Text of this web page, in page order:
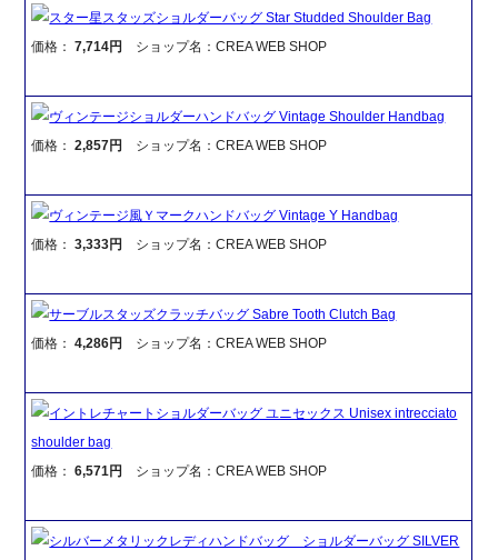
スター星スタッズショルダーバッグ Star Studded Shoulder Bag
価格：7,714円 ショップ名：CREA WEB SHOP
ヴィンテージショルダーハンドバッグ Vintage Shoulder Handbag
価格：2,857円 ショップ名：CREA WEB SHOP
ヴィンテージ風Ｙマークハンドバッグ Vintage Y Handbag
価格：3,333円 ショップ名：CREA WEB SHOP
サーブルスタッズクラッチバッグ Sabre Tooth Clutch Bag
価格：4,286円 ショップ名：CREA WEB SHOP
イントレチャートショルダーバッグ ユニセックス Unisex intrecciato
shoulder bag
価格：6,571円 ショップ名：CREA WEB SHOP
シルバーメタリックレディハンドバッグ ショルダーバッグ SILVER